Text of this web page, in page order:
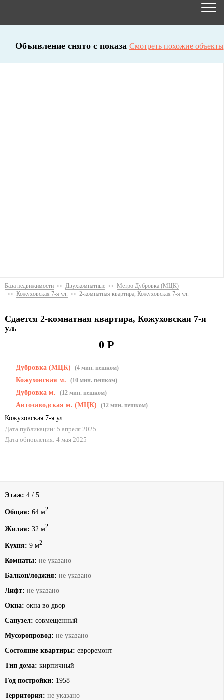
Объявление снято с показа Смотреть похожие объекты
База недвижимости Двухкомнатные
Метро Дубровка (МЦК)
Кожуховская 7-я ул.
2-комнатная квартира, Кожуховская 7-я ул.
Сдается 2-комнатная квартира, Кожуховская 7-я
ул.
0 Р
Дубровка (МЦК) (4 мин. пешком)
Кожуховская м. (10 мин. пешком)
Дубровка м. (12 мин. пешком)
Автозаводская м. (МЦК) (12 мин. пешком)
Кожуховская 7-я ул.
Дата публикации: 5 апреля 2025
Дата обновления: 4 мая 2025
Этаж: 4 / 5
Общая: 64 м2
Жилая: 32 м2
Кухня: 9 м2
Комнаты: не указано
Балкон/лоджия: не указано
Лифт: не указано
Окна: окна во двор
Санузел: совмещенный
Мусоропровод: не указано
Состояние квартиры: евроремонт
Тип дома: кирпичный
Год постройки: 1958
Территория: не указано